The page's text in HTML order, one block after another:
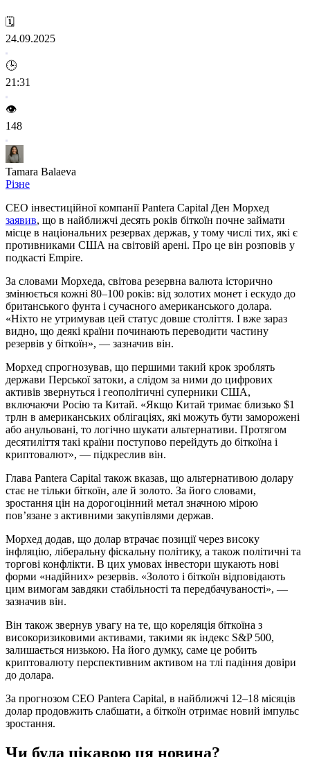
🗓️
24.09.2025
🕒
21:31
👁️
148
Tamara Balaeva
Різне
CEO інвестиційної компанії Pantera Capital Ден Морхед
заявив, що в найближчі десять років біткоїн почне займати
місце в національних резервах держав, у тому числі тих, які є
противниками США на світовій арені. Про це він розповів у
подкасті Empire.
За словами Морхеда, світова резервна валюта історично
змінюється кожні 80–100 років: від золотих монет і ескудо до
британського фунта і сучасного американського долара.
«Ніхто не утримував цей статус довше століття. І вже зараз
видно, що деякі країни починають переводити частину
резервів у біткоїн», — зазначив він.
Морхед спрогнозував, що першими такий крок зроблять
держави Перської затоки, а слідом за ними до цифрових
активів звернуться і геополітичні суперники США,
включаючи Росію та Китай. «Якщо Китай тримає близько $1
трлн в американських облігаціях, які можуть бути заморожені
або анульовані, то логічно шукати альтернативи. Протягом
десятиліття такі країни поступово перейдуть до біткоїна і
криптовалют», — підкреслив він.
Глава Pantera Capital також вказав, що альтернативою долару
стає не тільки біткоїн, але й золото. За його словами,
зростання цін на дорогоцінний метал значною мірою
пов’язане з активними закупівлями держав.
Морхед додав, що долар втрачає позиції через високу
інфляцію, ліберальну фіскальну політику, а також політичні та
торгові конфлікти. В цих умовах інвестори шукають нові
форми «надійних» резервів. «Золото і біткоїн відповідають
цим вимогам завдяки стабільності та передбачуваності», —
зазначив він.
Він також звернув увагу на те, що кореляція біткоїна з
високоризиковими активами, такими як індекс S&P 500,
залишається низькою. На його думку, саме це робить
криптовалюту перспективним активом на тлі падіння довіри
до долара.
За прогнозом CEO Pantera Capital, в найближчі 12–18 місяців
долар продовжить слабшати, а біткоїн отримає новий імпульс
зростання.
Чи була цікавою ця новина?